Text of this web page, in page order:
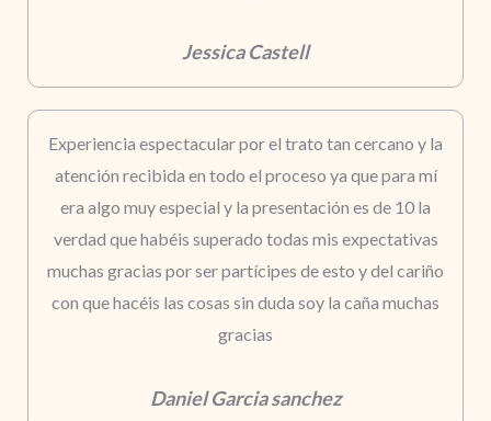
Jessica Castell
Experiencia espectacular por el trato tan cercano y la
atención recibida en todo el proceso ya que para mí
era algo muy especial y la presentación es de 10 la
verdad que habéis superado todas mis expectativas
muchas gracias por ser partícipes de esto y del cariño
con que hacéis las cosas sin duda soy la caña muchas
gracias
Daniel Garcia sanchez